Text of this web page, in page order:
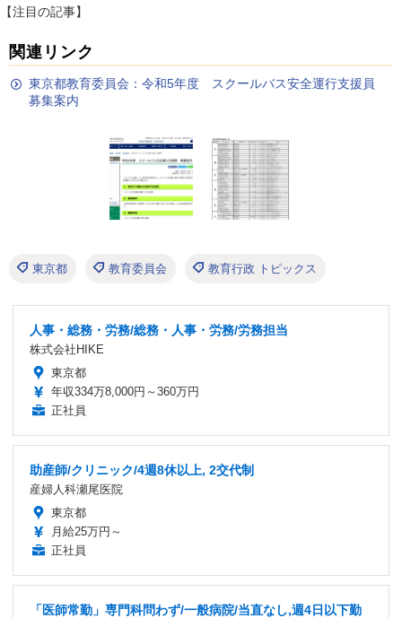
【注目の記事】
関連リンク
東京都教育委員会：令和5年度 スクールバス安全運行支援員
募集案内
東京都 教育委員会 教育行政 トピックス
人事・総務・労務/総務・人事・労務/労務担当
株式会社HIKE
東京都
年収334万8,000円～360万円
正社員
助産師/クリニック/4週8休以上, 2交代制
産婦人科瀬尾医院
東京都
月給25万円～
正社員
「医師常勤」専門科問わず/一般病院/当直なし,週4日以下勤